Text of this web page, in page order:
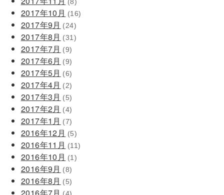
(8)
2017年10月 (16)
2017年9月 (24)
2017年8月 (31)
2017年7月 (9)
2017年6月 (9)
2017年5月 (6)
2017年4月 (2)
2017年3月 (5)
2017年2月 (4)
2017年1月 (7)
2016年12月 (5)
2016年11月 (11)
2016年10月 (1)
2016年9月 (8)
2016年8月 (5)